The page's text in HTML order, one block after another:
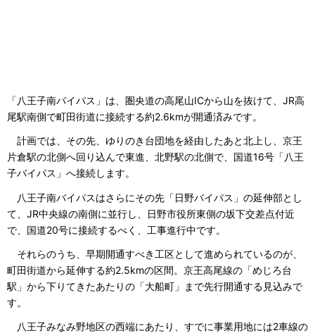
「八王子南バイパス」は、圏央道の高尾山ICから山を抜けて、JR高
尾駅南側で町田街道に接続する約2.6kmが開通済みです。
計画では、その先、ゆりのき台団地を経由したあと北上し、京王
片倉駅の北側へ回り込んで東進、北野駅の北側で、国道16号「八王
子バイパス」へ接続します。
八王子南バイパスはさらにその先「日野バイパス」の延伸部とし
て、JR中央線の南側に並行し、日野市役所東側の坂下交差点付近
で、国道20号に接続するべく、工事進行中です。
それらのうち、早期開通すべき工区として進められているのが、
町田街道から延伸する約2.5kmの区間。京王高尾線の「めじろ台
駅」から下りてきたあたりの「大船町」まで先行開通する見込みで
す。
八王子みなみ野地区の西端にあたり、すでに事業用地には2車線の